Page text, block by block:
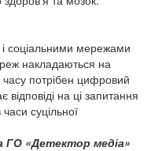
соціальними мережами
накладаються на
часу потрібен цифровий
на ці запитання
суцільної
ГО «Детектор медіа»